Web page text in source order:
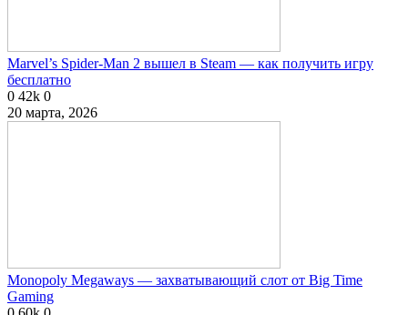
Marvel’s Spider-Man 2 вышел в Steam — как получить игру
бесплатно
0 42k 0
20 марта, 2026
Monopoly Megaways — захватывающий слот от Big Time
Gaming